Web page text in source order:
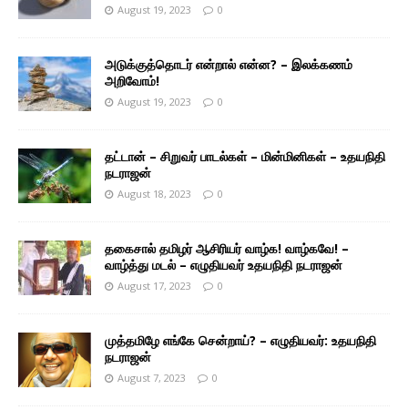
August 19, 2023 0
அடுக்குத்தொடர் என்றால் என்ன? – இலக்கணம்
அறிவோம்!
August 19, 2023 0
தட்டான் – சிறுவர் பாடல்கள் – மின்மினிகள் – உதயநிதி
நடராஜன்
August 18, 2023 0
தகைசால் தமிழர் ஆசிரியர் வாழ்க! வாழ்கவே! –
வாழ்த்து மடல் – எழுதியவர் உதயநிதி நடராஜன்
August 17, 2023 0
முத்தமிழே எங்கே சென்றாய்? – எழுதியவர்: உதயநிதி
நடராஜன்
August 7, 2023 0